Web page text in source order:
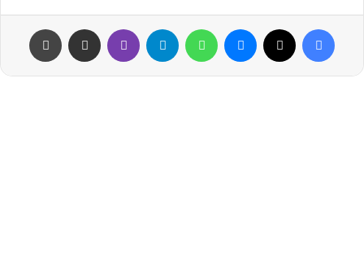
فيسبوك ماسنجر واتساب تيلقرام ڤايبر مشاركة عبر البريد